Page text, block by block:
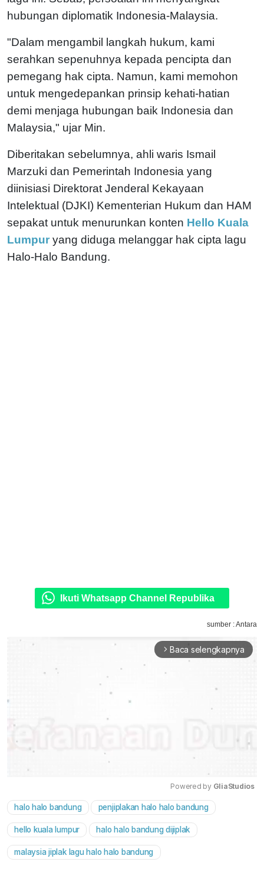
hubungan diplomatik Indonesia-Malaysia.
"Dalam mengambil langkah hukum, kami
serahkan sepenuhnya kepada pencipta dan
pemegang hak cipta. Namun, kami memohon
untuk mengedepankan prinsip kehati-hatian
demi menjaga hubungan baik Indonesia dan
Malaysia," ujar Min.
Diberitakan sebelumnya, ahli waris Ismail
Marzuki dan Pemerintah Indonesia yang
diinisiasi Direktorat Jenderal Kekayaan
Intelektual (DJKI) Kementerian Hukum dan HAM
sepakat untuk menurunkan konten Hello Kuala
Lumpur yang diduga melanggar hak cipta lagu
Halo-Halo Bandung.
Ikuti Whatsapp Channel Republika
sumber : Antara
arrow_forward_ios Baca selengkapnya
Mute
Powered by GliaStudios
halo halo bandung penjiplakan halo halo bandung
hello kuala lumpur halo halo bandung dijiplak
malaysia jiplak lagu halo halo bandung